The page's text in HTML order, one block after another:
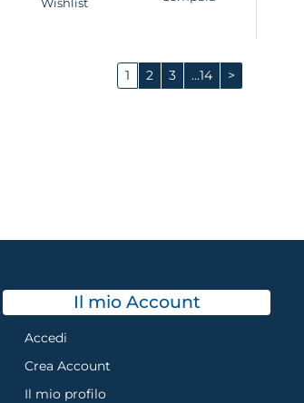
1 2 3 ...14 >
Il mio Account
Accedi
Crea Account
Il mio profilo